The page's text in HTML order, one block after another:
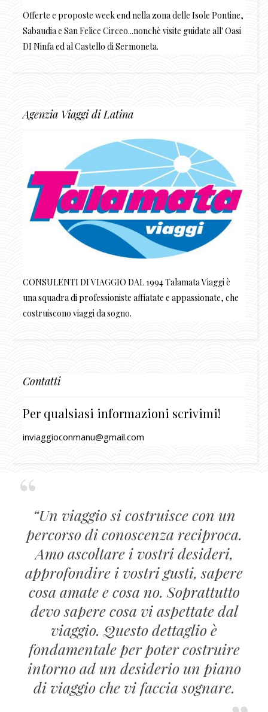
Offerte e proposte week end nella zona delle Isole Pontine,
Sabaudia e San Felice Circeo...nonchè visite guidate all' Oasi
DI Ninfa ed al Castello di Sermoneta.
Agenzia Viaggi di Latina
CONSULENTI DI VIAGGIO DAL 1994 Talamata Viaggi è
una squadra di professioniste affiatate e appassionate, che
costruiscono viaggi da sogno.
Contatti
Per qualsiasi informazioni scrivimi!
inviaggioconmanu@gmail.com
“Un viaggio si costruisce con un
percorso di conoscenza reciproca.
Amo ascoltare i vostri desideri,
approfondire i vostri gusti, sapere
cosa amate e cosa no. Soprattutto
devo sapere cosa vi aspettate dal
viaggio. Questo dettaglio è
fondamentale per poter costruire
intorno ad un desiderio un piano
di viaggio che vi faccia sognare.